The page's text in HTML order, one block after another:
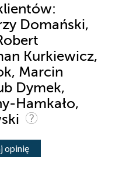
Domański,
Kurkiewicz,
Marcin
Dymek,
Hamkało,
opinię